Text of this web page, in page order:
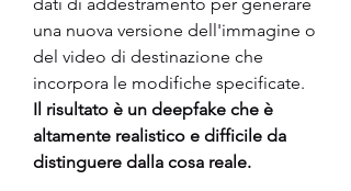
una nuova versione dell'immagine o
del video di destinazione che
incorpora le modifiche specificate.
Il risultato è un deepfake che è
altamente realistico e difficile da
distinguere dalla cosa reale.